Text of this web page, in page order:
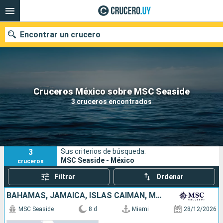
Cruceros México sobre MSC Seaside
3 cruceros encontrados
Encontrar un crucero
Nuestros destinos
Fecha de salida
Puertos Compañías
Buscar
3
cruceros
Sus criterios de búsqueda:
MSC Seaside - México
Filtrar Ordenar
BAHAMAS, JAMAICA, ISLAS CAIMÁN, MÉXICO, ESTADOS UNIDOS
MSC Seaside 8 d Miami 28/12/2026